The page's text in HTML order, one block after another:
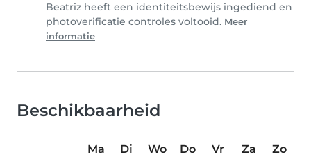
Beatriz heeft een identiteitsbewijs ingediend en
photoverificatie controles voltooid. Meer
informatie
Beschikbaarheid
Ma Di Wo Do Vr Za
Zo